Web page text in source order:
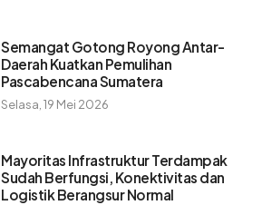
Semangat Gotong Royong Antar-
Daerah Kuatkan Pemulihan
Pascabencana Sumatera
Selasa, 19 Mei 2026
Mayoritas Infrastruktur Terdampak
Sudah Berfungsi, Konektivitas dan
Logistik Berangsur Normal